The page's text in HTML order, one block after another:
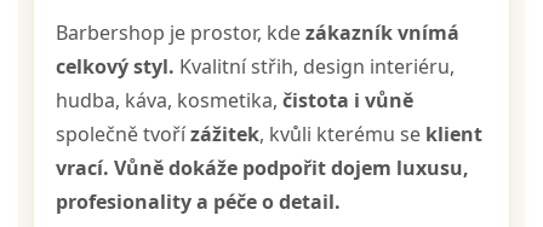
Barbershop je prostor, kdezákazník vnímá
celkový styl. Kvalitní střih, design interiéru,
hudba, káva, kosmetika, čistota i vůně
společně tvořízážitek, kvůli kterému se klient
vrací. Vůně dokáže podpořit dojem luxusu,
profesionality a péče o detail.